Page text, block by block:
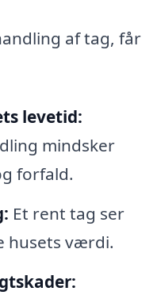
af tag, får
levetid:
mindsker
forfald.
Et rent tag ser
husets værdi.